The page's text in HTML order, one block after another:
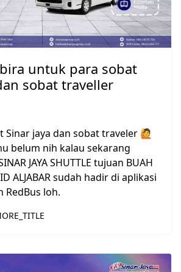
untuk para sobat
sobat traveller
Sinar jaya dan sobat traveler 🙋
belum nih kalau sekarang
JAYA SHUTTLE tujuan BUAH
ALJABAR sudah hadir di aplikasi
RedBus loh.